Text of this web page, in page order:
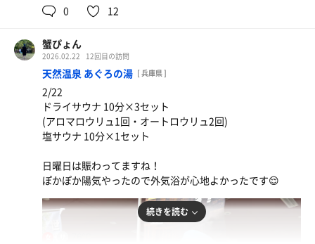
源泉気持ちよかった〜
0 12
蟹ぴょん
2026.02.22 12回目の訪問
天然温泉 あぐろの湯 [ 兵庫県 ]
2/22
ドライサウナ 10分×3セット
(アロマロウリュ1回・オートロウリュ2回)
塩サウナ 10分×1セット
日曜日は賑わってますね！
ぽかぽか陽気やったので外気浴が心地よかったです😌
続きを読む